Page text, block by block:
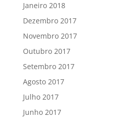
Janeiro 2018
Dezembro 2017
Novembro 2017
Outubro 2017
Setembro 2017
Agosto 2017
Julho 2017
Junho 2017